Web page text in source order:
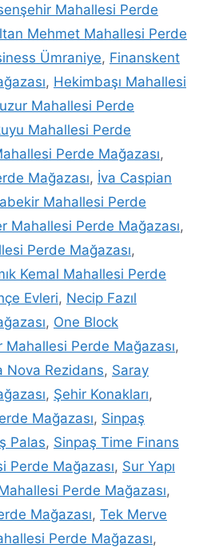
Mahallesi Perde
Mehmet Mahallesi Perde
Ümraniye, Finanskent
, Hekimbaşı Mahallesi
Mahallesi Perde
Mahallesi Perde
Perde Mağazası,
Mağazası, İva Caspian
Mahallesi Perde
Mahallesi Perde Mağazası,
Perde Mağazası,
Kemal Mahallesi Perde
Evleri, Necip Fazıl
, One Block
Mahallesi Perde Mağazası,
Nova Rezidans, Saray
, Şehir Konakları,
Mağazası, Sinpaş
Palas, Sinpaş Time Finans
Perde Mağazası, Sur Yapı
Perde Mağazası,
Mağazası, Tek Merve
Perde Mağazası,